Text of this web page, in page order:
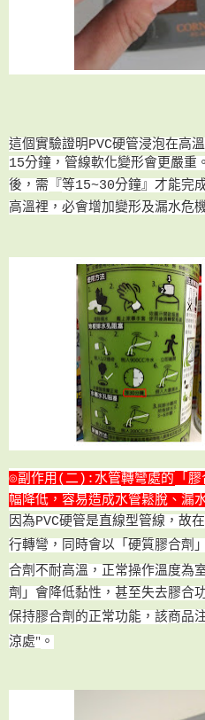
這個實驗證明PVC硬管浸泡在高
15分鐘，管線軟化變形會更嚴重
後，需 『等15~30分鐘』 才能完
高溫裡 ， 必會增加變形及漏水危
◎副作用(二) :水管轉彎處的 「 膠
幅降低 ，容易造成水管鬆脫 、 漏
因為PVC硬管是直線型管線 ，故在
行轉彎 ，同時會以 「 硬質膠合劑 」
合劑不耐高溫 ， 正常操作溫度為
劑 」 會降低黏性，甚至失去膠合
保持膠合劑的正常功能 ，該商品
涼處" 。